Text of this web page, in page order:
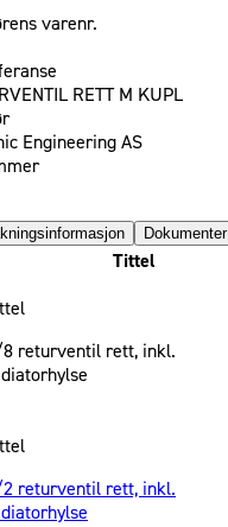
varenr.
RETT M KUPL
Engineering AS
Dokumenter
Tittel
returventil rett, inkl.
returventil rett, inkl.